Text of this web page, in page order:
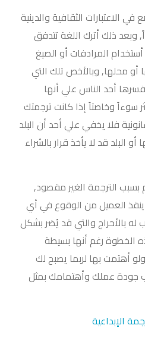
الاعتبارات الثقافية والدينية
ذلك أترك اللغة تتدفق
المرادفات أو الصيغ
محلها, وبالأخص تلك التي
أحد الناس علي أنها
سوءاً وخاصتاً إذا كانت ترجمتك
فلا يخفي علي أحد أن البلد
البلد قد لا يأخذ قرار بالشراء
الترجمة الغير مقصود,
العميل من الوقوع في أي
بالأحراج والتي قد يُضر بشكل
رغم أنها بسيطة
أهتمت بها لربما يصبح لك
جودة عملك وأهتمامك بمثل
الإبداعية